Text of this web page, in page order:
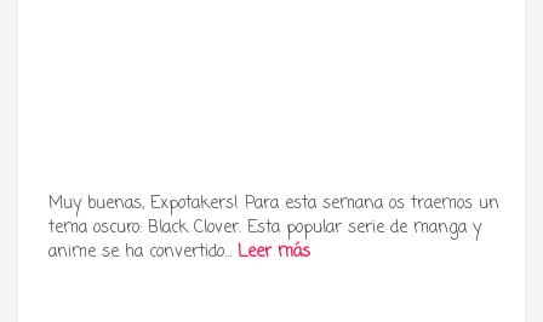
Muy buenas, Expotakers! Para esta semana os traemos un
tema oscuro: Black Clover. Esta popular serie de manga y
anime se ha convertido… Leer más